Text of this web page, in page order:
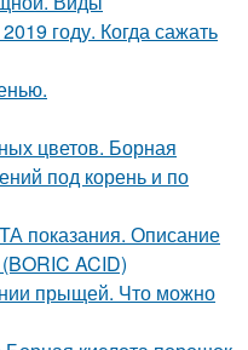
году. Когда сажать
цветов. Борная
под корень и по
показания. Описание
ACID)
прыщей. Что можно